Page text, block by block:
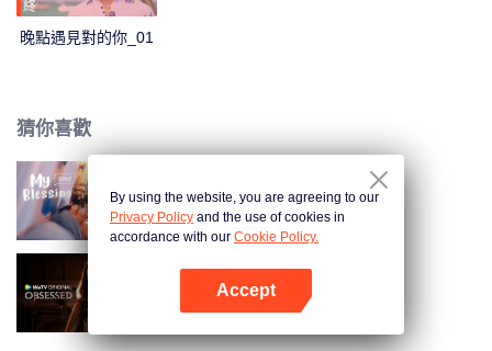
終
晚點遇見對的你_01
猜你喜歡
我的祝福
By using the website, you are agreeing to our
Privacy Policy and the use of cookies in
accordance with our Cookie Policy.
Accept